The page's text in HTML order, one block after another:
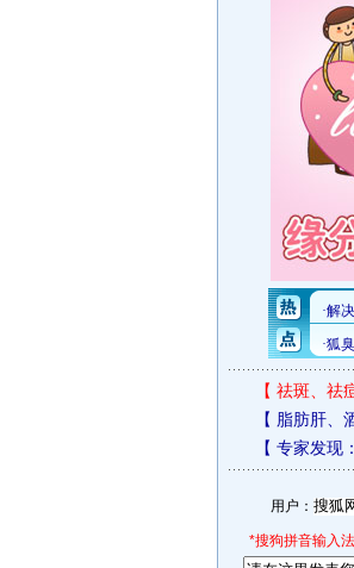
【 祛斑、祛
【 脂肪肝、
【 专家发现
用户：
*搜狗拼音输入